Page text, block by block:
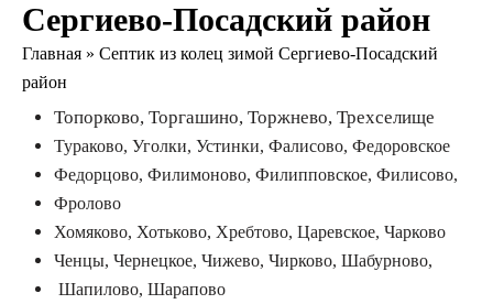
Сергиево-Посадский район
Главная » Септик из колец зимой Сергиево-Посадский
район
Топорково, Торгашино, Торжнево, Трехселище
Тураково, Уголки, Устинки, Фалисово, Федоровское
Федорцово, Филимоново, Филипповское, Филисово,
Фролово
Хомяково, Хотьково, Хребтово, Царевское, Чарково
Ченцы, Чернецкое, Чижево, Чирково, Шабурново,
Шапилово, Шарапово